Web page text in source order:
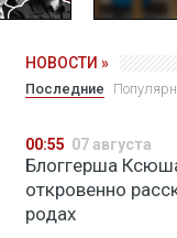
НОВОСТИ »
Последние
00:55 07 августа
Блоггерша
откровенно
родах